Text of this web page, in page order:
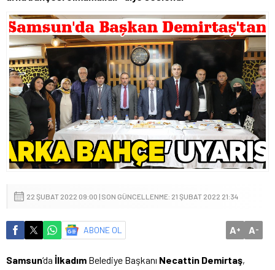
22 ŞUBAT 2022 09:00 | SON GÜNCELLENME: 21 ŞUBAT 2022 21:34
ABONE OL A+ A-
Samsun‘da İlkadım Belediye Başkanı Necattin Demirtaş,